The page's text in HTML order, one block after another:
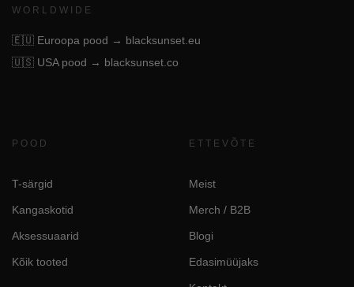
WORLDWIDE
🇪🇺 Euroopa pood → blacksunset.eu
🇺🇸 USA pood → blacksunset.co
POOD
T-särgid
Kangaskotid
Aksessuaarid
Kõik tooted
ETTEVÕTE
Meist
Merch / B2B
Blogi
Edasimüüjaks